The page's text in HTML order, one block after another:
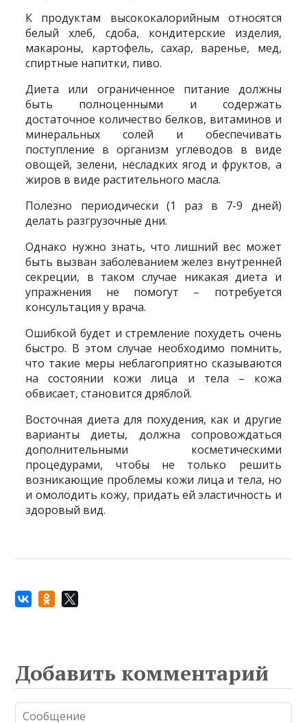
К продуктам высококалорийным относятся
белый хлеб, сдоба, кондитерские изделия,
макароны, картофель, сахар, варенье, мед,
спиртные напитки, пиво.
Диета или ограниченное питание должны
быть полноценными и содержать
достаточное количество белков, витаминов и
минеральных солей и обеспечивать
поступление в организм углеводов в виде
овощей, зелени, несладких ягод и фруктов, а
жиров в виде растительного масла.
Полезно периодически (1 раз в 7-9 дней)
делать разгрузочные дни.
Однако нужно знать, что лишний вес может
быть вызван заболеванием желез внутренней
секреции, в таком случае никакая диета и
упражнения не помогут – потребуется
консультация у врача.
Ошибкой будет и стремление похудеть очень
быстро. В этом случае необходимо помнить,
что такие меры неблагоприятно сказываются
на состоянии кожи лица и тела – кожа
обвисает, становится дряблой.
Восточная диета для похудения, как и другие
варианты диеты, должна сопровождаться
дополнительными косметическими
процедурами, чтобы не только решить
возникающие проблемы кожи лица и тела, но
и омолодить кожу, придать ей эластичность и
здоровый вид.
Добавить комментарий